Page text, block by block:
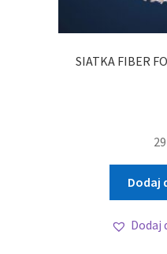
SIATKA FIBER
Dodaj
Dodaj